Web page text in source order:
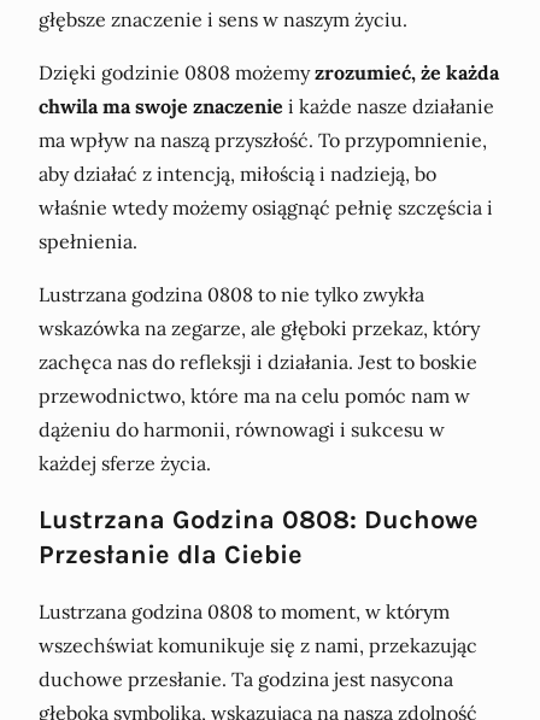
głębsze znaczenie i sens w naszym życiu.
Dzięki godzinie 0808 możemyzrozumieć, że każda
chwila ma swoje znaczenie i każde nasze działanie
ma wpływ na naszą przyszłość. To przypomnienie,
aby działać z intencją, miłością i nadzieją, bo
właśnie wtedy możemy osiągnąć pełnię szczęścia i
spełnienia.
Lustrzana godzina 0808 to nie tylko zwykła
wskazówka na zegarze, ale głęboki przekaz, który
zachęca nas do refleksji i działania. Jest to boskie
przewodnictwo, które ma na celu pomóc nam w
dążeniu do harmonii, równowagi i sukcesu w
każdej sferze życia.
Lustrzana Godzina 0808: Duchowe
Przesłanie dla Ciebie
Lustrzana godzina 0808 to moment, w którym
wszechświat komunikuje się z nami, przekazując
duchowe przesłanie. Ta godzina jest nasycona
głęboką symboliką, wskazującą na naszą zdolność